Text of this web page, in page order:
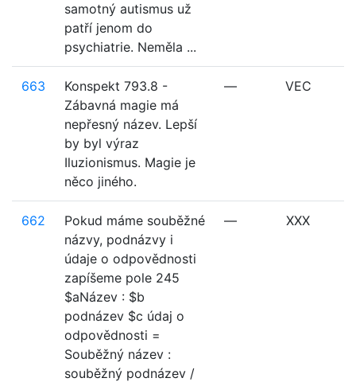
samotný autismus už
patří jenom do
psychiatrie. Neměla ...
663
Konspekt 793.8 -
Zábavná magie má
nepřesný název. Lepší
by byl výraz
Iluzionismus. Magie je
něco jiného.
— VEC
662
Pokud máme souběžné
názvy, podnázvy i
údaje o odpovědnosti
zapíšeme pole 245
$aNázev : $b
podnázev $c údaj o
odpovědnosti =
Souběžný název :
souběžný podnázev /
— XXX